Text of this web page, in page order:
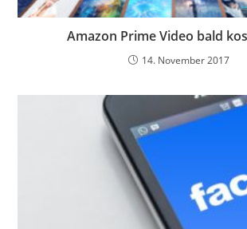
Amazon Prime Video bald
14. November 2017